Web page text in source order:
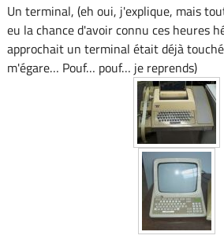
Un terminal, (eh oui, j'explique, mais
eu la chance d'avoir connu ces heures
approchait un terminal était déjà
m'égare… Pouf… pouf… je reprends)